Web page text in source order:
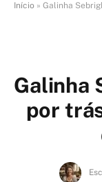
Início » Galinha
Galinha
por